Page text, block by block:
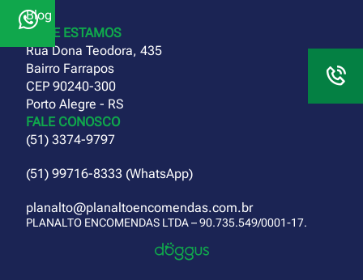
Blog
ONDE ESTAMOS
Rua Dona Teodora, 435
Bairro Farrapos
CEP 90240-300
Porto Alegre - RS
FALE CONOSCO
(51) 3374-9797
(51) 99716-8333 (WhatsApp)
planalto@planaltoencomendas.com.br
PLANALTO ENCOMENDAS LTDA – 90.735.549/0001-17.